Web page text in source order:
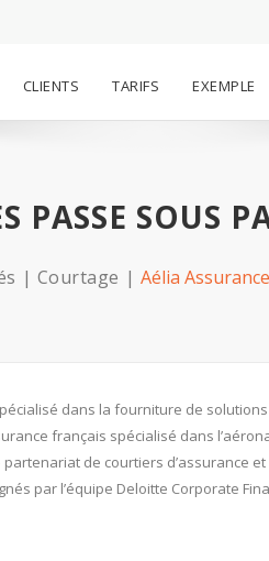
CLIENTS TARIFS EXEMPLE
PASSE SOUS
Courtage Aélia
dans la fourniture de
français spécialisé dans
de courtiers d’assurance
par l’équipe Deloitte Corporate